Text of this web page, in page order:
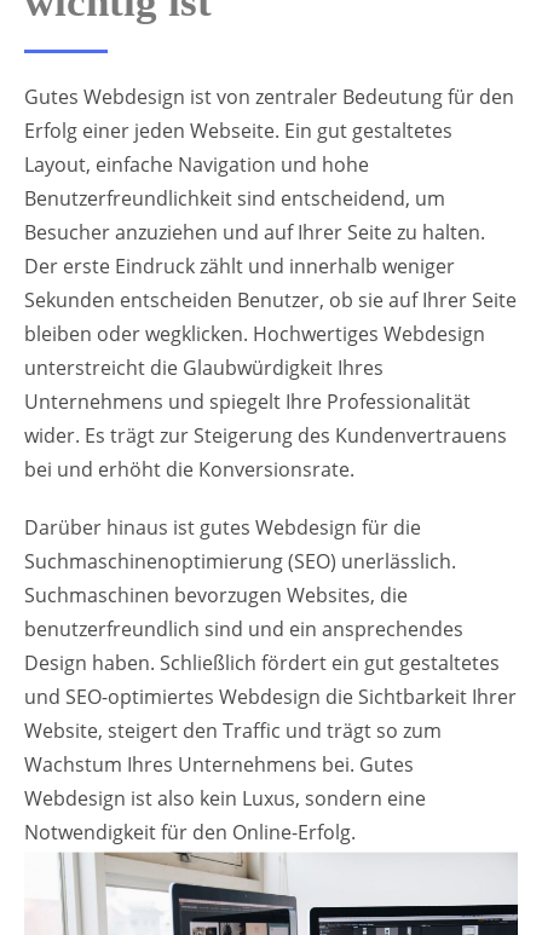
Gutes Webdesign ist von zentraler Bedeutung für den
Erfolg einer jeden Webseite. Ein gut gestaltetes
Layout, einfache Navigation und hohe
Benutzerfreundlichkeit sind entscheidend, um
Besucher anzuziehen und auf Ihrer Seite zu halten.
Der erste Eindruck zählt und innerhalb weniger
Sekunden entscheiden Benutzer, ob sie auf Ihrer Seite
bleiben oder wegklicken. Hochwertiges Webdesign
unterstreicht die Glaubwürdigkeit Ihres
Unternehmens und spiegelt Ihre Professionalität
wider. Es trägt zur Steigerung des Kundenvertrauens
bei und erhöht die Konversionsrate.
Darüber hinaus ist gutes Webdesign für die
Suchmaschinenoptimierung (SEO) unerlässlich.
Suchmaschinen bevorzugen Websites, die
benutzerfreundlich sind und ein ansprechendes
Design haben. Schließlich fördert ein gut gestaltetes
und SEO-optimiertes Webdesign die Sichtbarkeit Ihrer
Website, steigert den Traffic und trägt so zum
Wachstum Ihres Unternehmens bei. Gutes
Webdesign ist also kein Luxus, sondern eine
Notwendigkeit für den Online-Erfolg.